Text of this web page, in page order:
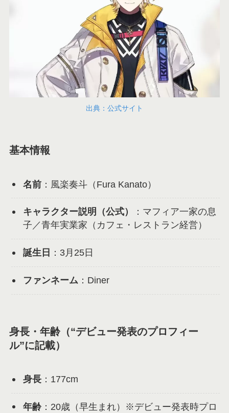
出典：公式サイト
基本情報
名前：風楽奏斗（Fura Kanato）
キャラクター説明（公式）
：マフィア一家の息
子／青年実業家（カフェ・レストラン経営）
誕生日 ：3月25日
ファンネーム：Diner
身長・年齢（“デビュー発表のプロフィー
ル”に記載）
身長：177cm
年齢：20歳（早生まれ）※デビュー発表時プロ